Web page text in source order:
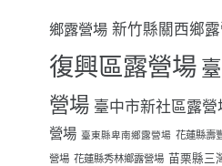
鄉露營場 新竹縣關西鄉
復興區露營場
營場 臺中市新社區露營
營場 臺東縣卑南鄉露營場 花蓮縣壽
營場 花蓮縣秀林鄉露營場 苗栗縣三